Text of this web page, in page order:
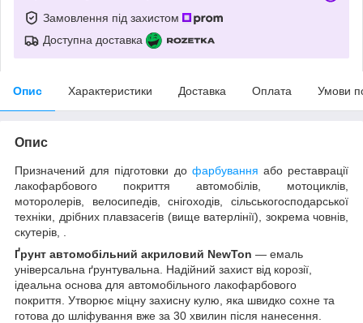
Замовлення під захистом
Доступна доставка
Опис Характеристики Доставка Оплата Умови
Опис
Призначений для підготовки до фарбування або реставрації
лакофарбового покриття автомобілів, мотоциклів,
моторолерів, велосипедів, снігоходів, сільськогосподарської
техніки, дрібних плавзасегів (вище ватерлінії), зокрема човнів,
скутерів, .
Ґрунт автомобільний акриловий NewTon — емаль
універсальна ґрунтувальна. Надійний захист від корозії,
ідеальна основа для автомобільного лакофарбового
покриття. Утворює міцну захисну кулю, яка швидко сохне та
готова до шліфування вже за 30 хвилин після нанесення.